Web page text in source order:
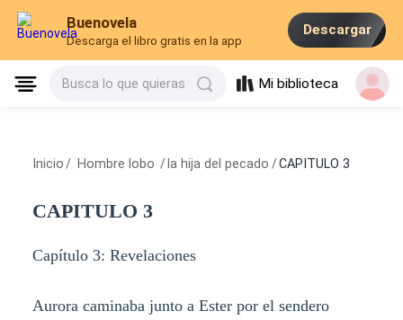
Buenovela
Descarga el libro gratis en la app
Descargar
Busca lo que quieras Mi biblioteca
Inicio / Hombre lobo / la hija del pecado /CAPITULO 3
CAPITULO 3
Capítulo 3: Revelaciones
Aurora caminaba junto a Ester por el sendero